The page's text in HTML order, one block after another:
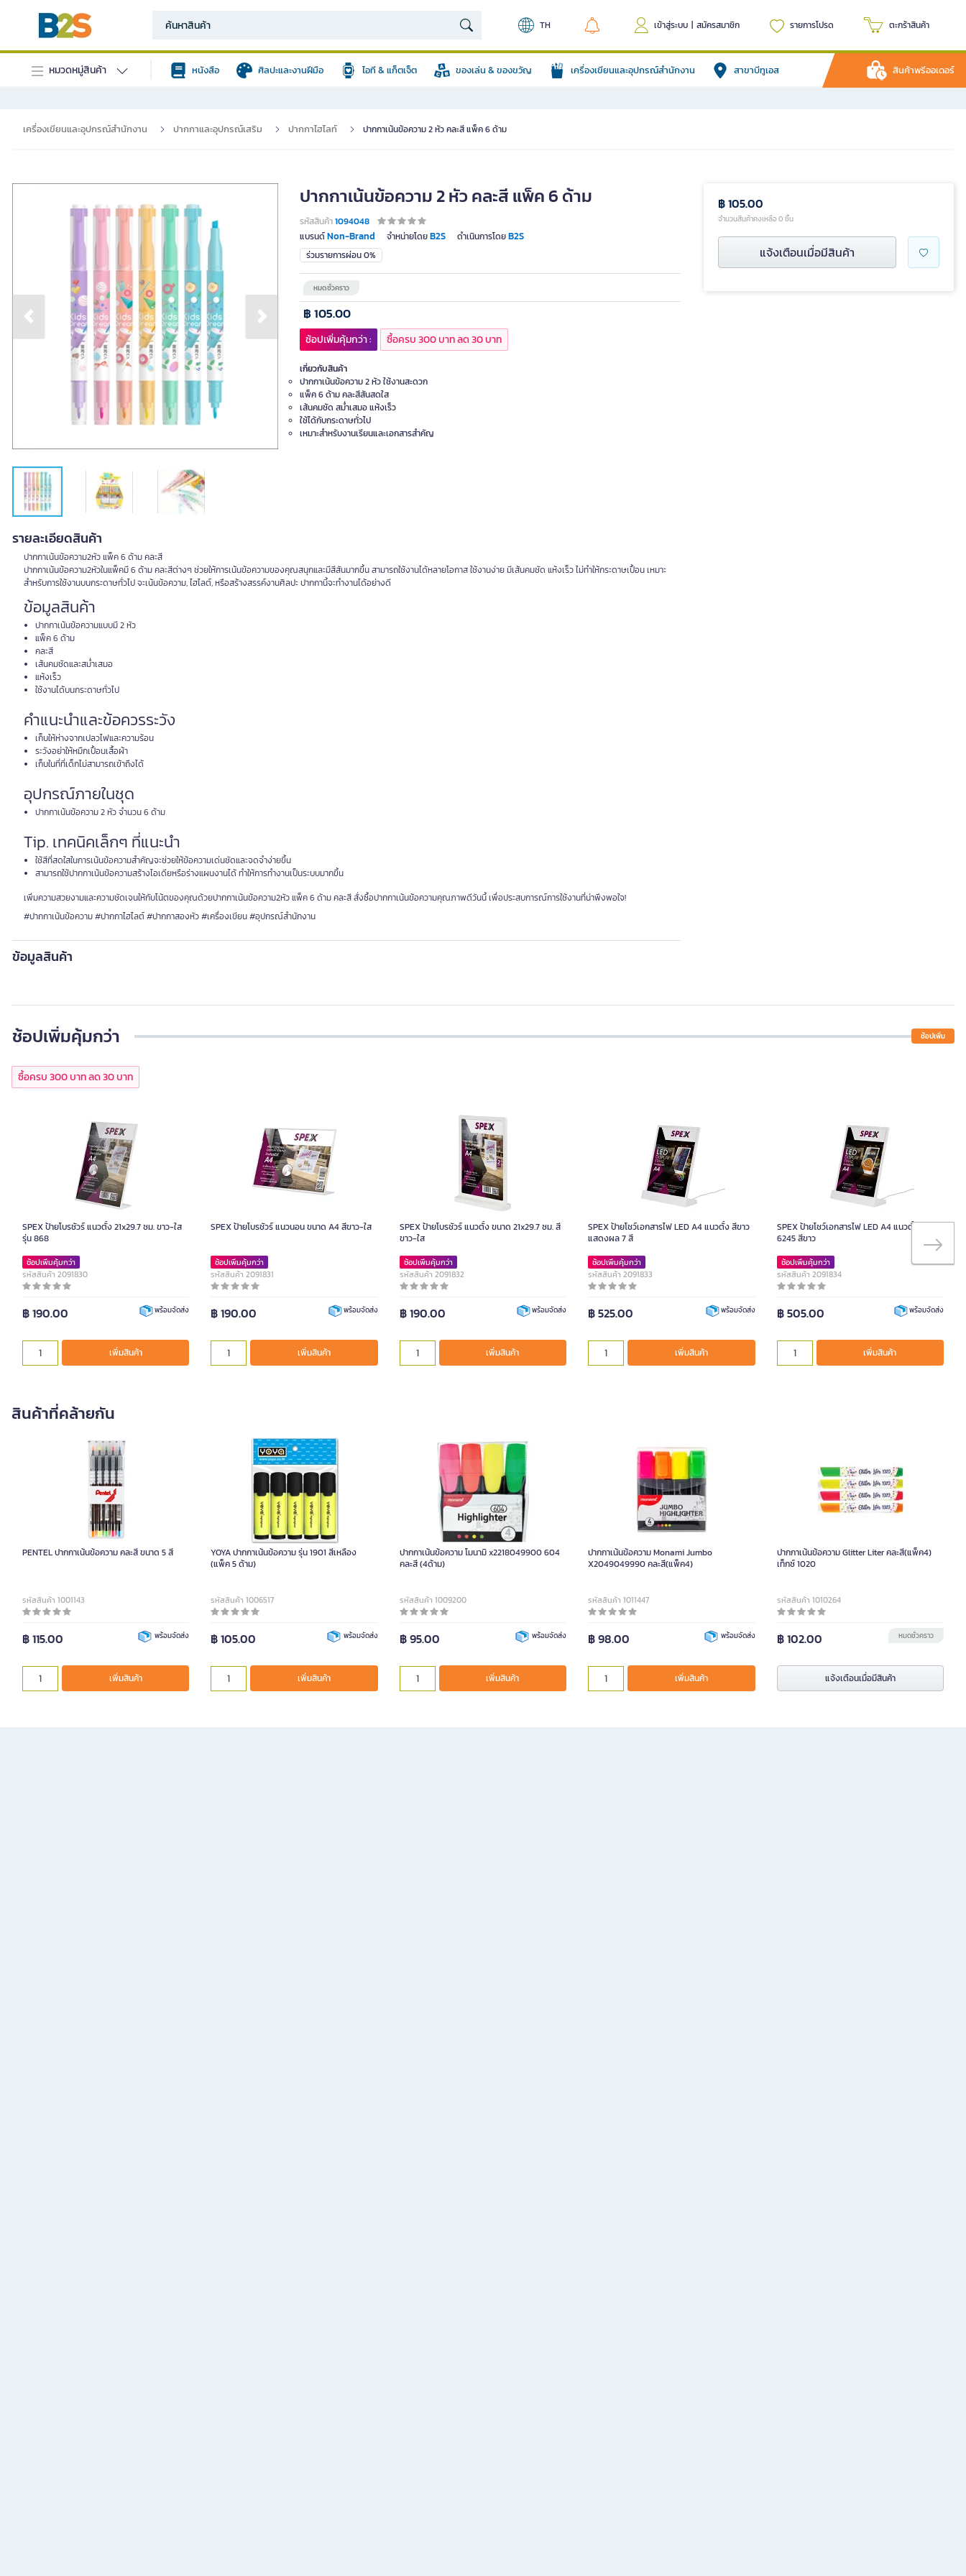
TH เข้าสู่ระบบ | สมัครสมาชิก รายการโปรด ตะกร้าสินค้า
หมวดหมู่สินค้า หนังสือ ศิลปะและงานฝีมือ ไอที & แก็ตเจ็ต ของเล่น & ของขวัญ เครื่องเขียนและอุปกรณ์สำนักงาน สาขาบีทูเอส สินค้าพรีออเดอร์
เครื่องเขียนและอุปกรณ์สำนักงาน ปากกาและอุปกรณ์เสริม ปากกาไฮไลท์ ปากกาเน้นข้อความ 2 หัว คละสี แพ็ค 6 ด้าม
Previous slide Next slide
ปากกาเน้นข้อความ 2 หัว คละสี แพ็ค 6 ด้าม
รหัสสินค้า1094048
แบรนด์Non-Brand จำหน่ายโดยB2S ดำเนินการโดยB2S
ร่วมรายการผ่อน 0%
หมดชั่วคราว
฿ 105.00
ช้อปเพิ่มคุ้มกว่า : ซื้อครบ 300 บาท ลด 30 บาท
เกี่ยวกับสินค้า
ปากกาเน้นข้อความ 2 หัว ใช้งานสะดวก
แพ็ค 6 ด้าม คละสีสันสดใส
เส้นคมชัด สม่ำเสมอ แห้งเร็ว
ใช้ได้กับกระดาษทั่วไป
เหมาะสำหรับงานเรียนและเอกสารสำคัญ
รายละเอียดสินค้า
ปากกาเน้นข้อความ2หัว แพ็ค 6 ด้าม คละสี
ปากกาเน้นข้อความ2หัวในแพ็คมี 6 ด้าม คละสีต่างๆ ช่วยให้การเน้นข้อความของคุณสนุกและมีสีสันมากขึ้น สามารถใช้งานได้หลายโอกาส ใช้งานง่าย มีเส้นคมชัด แห้งเร็ว ไม่ทำให้กระดาษเปื้อน เหมาะ
สำหรับการใช้งานบนกระดาษทั่วไป จะเน้นข้อความ, ไฮไลต์, หรือสร้างสรรค์งานศิลปะ ปากกานี้จะทำงานได้อย่างดี
ข้อมูลสินค้า
ปากกาเน้นข้อความแบบมี 2 หัว
แพ็ค 6 ด้าม
คละสี
เส้นคมชัดและสม่ำเสมอ
แห้งเร็ว
ใช้งานได้บนกระดาษทั่วไป
คำแนะนำและข้อควรระวัง
เก็บให้ห่างจากเปลวไฟและความร้อน
ระวังอย่าให้หมึกเปื้อนเสื้อผ้า
เก็บในที่ที่เด็กไม่สามารถเข้าถึงได้
อุปกรณ์ภายในชุด
ปากกาเน้นข้อความ 2 หัว จำนวน 6 ด้าม
Tip. เทคนิคเล็กๆ ที่แนะนำ
ใช้สีที่สดใสในการเน้นข้อความสำคัญจะช่วยให้ข้อความเด่นชัดและจดจำง่ายขึ้น
สามารถใช้ปากกาเน้นข้อความสร้างไอเดียหรือร่างแผนงานได้ ทำให้การทำงานเป็นระบบมากขึ้น
เพิ่มความสวยงามและความชัดเจนให้กับโน้ตของคุณด้วยปากกาเน้นข้อความ2หัว แพ็ค 6 ด้าม คละสี สั่งซื้อปากกาเน้นข้อความคุณภาพดีวันนี้ เพื่อประสบการณ์การใช้งานที่น่าพึงพอใจ!
#ปากกาเน้นข้อความ #ปากกาไฮไลต์ #ปากกาสองหัว #เครื่องเขียน #อุปกรณ์สำนักงาน
ข้อมูลสินค้า
฿ 105.00
จำนวนสินค้าคงเหลือ 0 ชิ้น
แจ้งเตือนเมื่อมีสินค้า
ช้อปเพิ่มคุ้มกว่า ช้อปเพิ่ม
ซื้อครบ 300 บาท ลด 30 บาท
SPEX ป้ายโบรชัวร์ แนวตั้ง 21x29.7 ซม. ขาว-ใส
รุ่น 868
ช้อปเพิ่มคุ้มกว่า
รหัสสินค้า 2091830
฿ 190.00 พร้อมจัดส่ง
เพิ่มสินค้า
SPEX ป้ายโบรชัวร์ แนวนอน ขนาด A4 สีขาว-ใส
ช้อปเพิ่มคุ้มกว่า
รหัสสินค้า 2091831
฿ 190.00 พร้อมจัดส่ง
เพิ่มสินค้า
SPEX ป้ายโบรชัวร์ แนวตั้ง ขนาด 21x29.7 ซม. สี
ขาว-ใส
ช้อปเพิ่มคุ้มกว่า
รหัสสินค้า 2091832
฿ 190.00 พร้อมจัดส่ง
เพิ่มสินค้า
SPEX ป้ายโชว์เอกสารไฟ LED A4 แนวตั้ง สีขาว
แสดงผล 7 สี
ช้อปเพิ่มคุ้มกว่า
รหัสสินค้า 2091833
฿ 525.00 พร้อมจัดส่ง
เพิ่มสินค้า
SPEX ป้ายโชว์เอกสารไฟ LED A4 แนวตั้ง รุ่น
6245 สีขาว
ช้อปเพิ่มคุ้มกว่า
รหัสสินค้า 2091834
฿ 505.00 พร้อมจัดส่ง
เพิ่มสินค้า
สินค้าที่คล้ายกัน
PENTEL ปากกาเน้นข้อความ คละสี ขนาด 5 สี
รหัสสินค้า 1001143
฿ 115.00 พร้อมจัดส่ง
เพิ่มสินค้า
YOYA ปากกาเน้นข้อความ รุ่น 1901 สีเหลือง
(แพ็ค 5 ด้าม)
รหัสสินค้า 1006517
฿ 105.00 พร้อมจัดส่ง
เพิ่มสินค้า
ปากกาเน้นข้อความ โมนามิ x2218049900 604
คละสี (4ด้าม)
รหัสสินค้า 1009200
฿ 95.00 พร้อมจัดส่ง
เพิ่มสินค้า
ปากกาเน้นข้อความ Monami Jumbo
X2049049990 คละสี(แพ็ค4)
รหัสสินค้า 1011447
฿ 98.00 พร้อมจัดส่ง
เพิ่มสินค้า
ปากกาเน้นข้อความ Glitter Liter คละสี(แพ็ค4)
เท็กซ์ 1020
รหัสสินค้า 1010264
฿ 102.00 หมดชั่วคราว
แจ้งเตือนเมื่อมีสินค้า